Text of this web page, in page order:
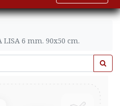
LISA 6 mm. 90x50 cm.